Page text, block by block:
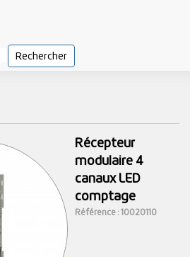
Rechercher
Récepteur
modulaire 4
canaux LED
comptage
Référence : 10020110